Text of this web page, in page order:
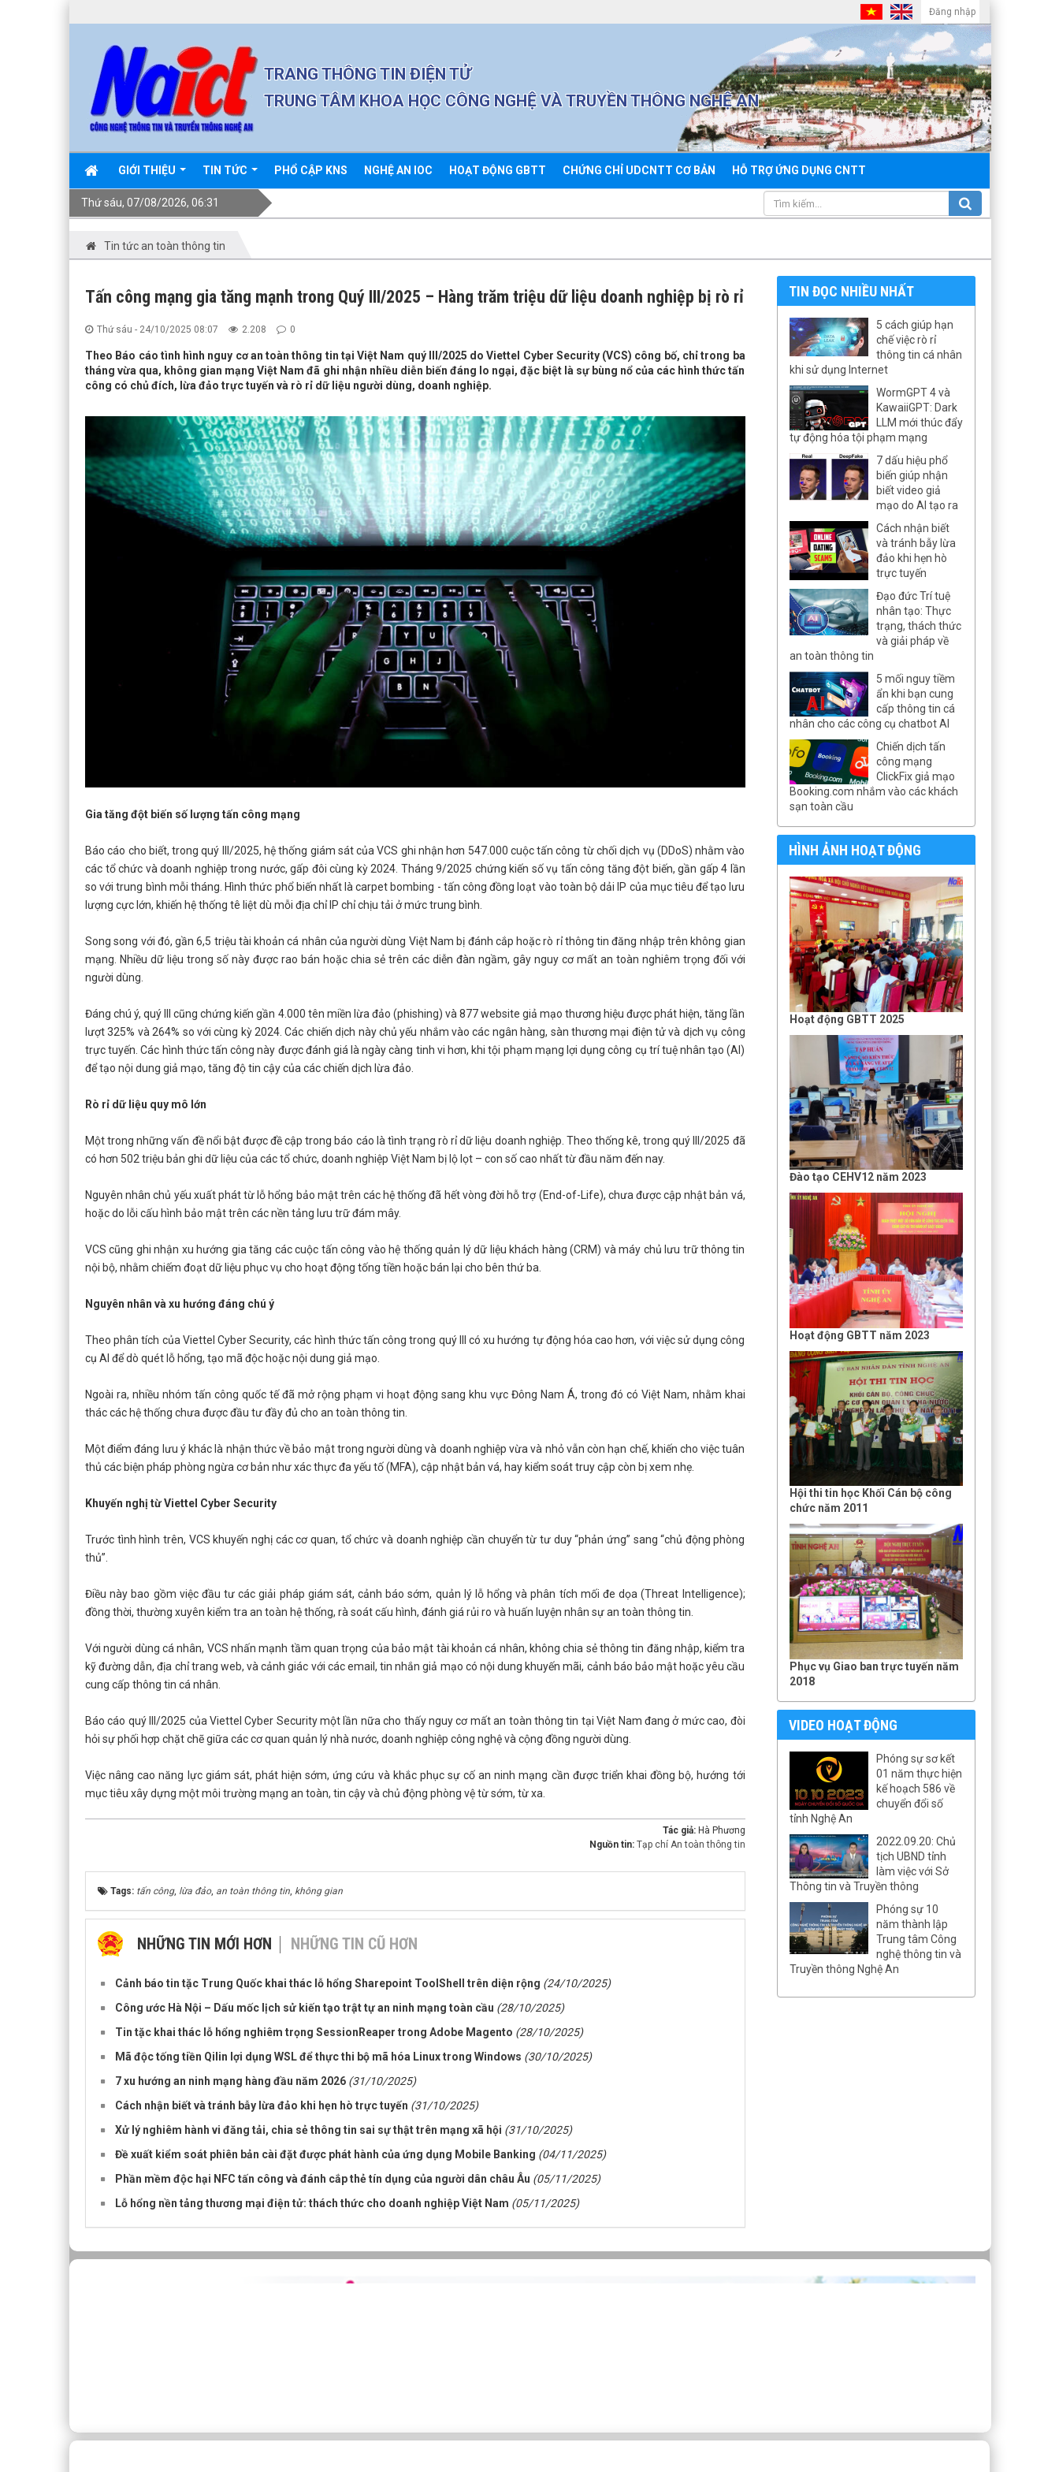
TRANG THÔNG TIN ĐIỆN TỬ
TRUNG TÂM KHOA HỌC CÔNG NGHỆ VÀ TRUYỀN THÔNG NGHỆ AN
GIỚI THIỆU TIN TỨC PHỔ CẬP KNS NGHỆ AN IOC HOẠT ĐỘNG GBTT CHỨNG CHỈ UDCNTT CƠ BẢN HỖ TRỢ ỨNG DỤNG CNTT
Thứ sáu, 07/08/2026, 06:31
Đăng nhập
Tin tức an toàn thông tin
Tấn công mạng gia tăng mạnh trong Quý III/2025 – Hàng trăm triệu dữ liệu doanh nghiệp bị rò rỉ
Thứ sáu - 24/10/2025 08:07 2.208 0
Theo Báo cáo tình hình nguy cơ an toàn thông tin tại Việt Nam quý III/2025 do Viettel Cyber Security (VCS) công bố, chỉ trong ba
tháng vừa qua, không gian mạng Việt Nam đã ghi nhận nhiều diễn biến đáng lo ngại, đặc biệt là sự bùng nổ của các hình thức tấn
công có chủ đích, lừa đảo trực tuyến và rò rỉ dữ liệu người dùng, doanh nghiệp.
Gia tăng đột biến số lượng tấn công mạng
Báo cáo cho biết, trong quý III/2025, hệ thống giám sát của VCS ghi nhận hơn 547.000 cuộc tấn công từ chối dịch vụ (DDoS) nhằm vào
các tổ chức và doanh nghiệp trong nước, gấp đôi cùng kỳ 2024. Tháng 9/2025 chứng kiến số vụ tấn công tăng đột biến, gần gấp 4 lần
so với trung bình mỗi tháng. Hình thức phổ biến nhất là carpet bombing - tấn công đồng loạt vào toàn bộ dải IP của mục tiêu để tạo lưu
lượng cực lớn, khiến hệ thống tê liệt dù mỗi địa chỉ IP chỉ chịu tải ở mức trung bình.
Song song với đó, gần 6,5 triệu tài khoản cá nhân của người dùng Việt Nam bị đánh cắp hoặc rò rỉ thông tin đăng nhập trên không gian
mạng. Nhiều dữ liệu trong số này được rao bán hoặc chia sẻ trên các diễn đàn ngầm, gây nguy cơ mất an toàn nghiêm trọng đối với
người dùng.
Đáng chú ý, quý III cũng chứng kiến gần 4.000 tên miền lừa đảo (phishing) và 877 website giả mạo thương hiệu được phát hiện, tăng lần
lượt 325% và 264% so với cùng kỳ 2024. Các chiến dịch này chủ yếu nhắm vào các ngân hàng, sàn thương mại điện tử và dịch vụ công
trực tuyến. Các hình thức tấn công này được đánh giá là ngày càng tinh vi hơn, khi tội phạm mạng lợi dụng công cụ trí tuệ nhân tạo (AI)
để tạo nội dung giả mạo, tăng độ tin cậy của các chiến dịch lừa đảo.
Rò rỉ dữ liệu quy mô lớn
Một trong những vấn đề nổi bật được đề cập trong báo cáo là tình trạng rò rỉ dữ liệu doanh nghiệp. Theo thống kê, trong quý III/2025 đã
có hơn 502 triệu bản ghi dữ liệu của các tổ chức, doanh nghiệp Việt Nam bị lộ lọt – con số cao nhất từ đầu năm đến nay.
Nguyên nhân chủ yếu xuất phát từ lỗ hổng bảo mật trên các hệ thống đã hết vòng đời hỗ trợ (End-of-Life), chưa được cập nhật bản vá,
hoặc do lỗi cấu hình bảo mật trên các nền tảng lưu trữ đám mây.
VCS cũng ghi nhận xu hướng gia tăng các cuộc tấn công vào hệ thống quản lý dữ liệu khách hàng (CRM) và máy chủ lưu trữ thông tin
nội bộ, nhằm chiếm đoạt dữ liệu phục vụ cho hoạt động tống tiền hoặc bán lại cho bên thứ ba.
Nguyên nhân và xu hướng đáng chú ý
Theo phân tích của Viettel Cyber Security, các hình thức tấn công trong quý III có xu hướng tự động hóa cao hơn, với việc sử dụng công
cụ AI để dò quét lỗ hổng, tạo mã độc hoặc nội dung giả mạo.
Ngoài ra, nhiều nhóm tấn công quốc tế đã mở rộng phạm vi hoạt động sang khu vực Đông Nam Á, trong đó có Việt Nam, nhằm khai
thác các hệ thống chưa được đầu tư đầy đủ cho an toàn thông tin.
Một điểm đáng lưu ý khác là nhận thức về bảo mật trong người dùng và doanh nghiệp vừa và nhỏ vẫn còn hạn chế, khiến cho việc tuân
thủ các biện pháp phòng ngừa cơ bản như xác thực đa yếu tố (MFA), cập nhật bản vá, hay kiểm soát truy cập còn bị xem nhẹ.
Khuyến nghị từ Viettel Cyber Security
Trước tình hình trên, VCS khuyến nghị các cơ quan, tổ chức và doanh nghiệp cần chuyển từ tư duy “phản ứng” sang “chủ động phòng
thủ”.
Điều này bao gồm việc đầu tư các giải pháp giám sát, cảnh báo sớm, quản lý lỗ hổng và phân tích mối đe dọa (Threat Intelligence);
đồng thời, thường xuyên kiểm tra an toàn hệ thống, rà soát cấu hình, đánh giá rủi ro và huấn luyện nhân sự an toàn thông tin.
Với người dùng cá nhân, VCS nhấn mạnh tầm quan trọng của bảo mật tài khoản cá nhân, không chia sẻ thông tin đăng nhập, kiểm tra
kỹ đường dẫn, địa chỉ trang web, và cảnh giác với các email, tin nhắn giả mạo có nội dung khuyến mãi, cảnh báo bảo mật hoặc yêu cầu
cung cấp thông tin cá nhân.
Báo cáo quý III/2025 của Viettel Cyber Security một lần nữa cho thấy nguy cơ mất an toàn thông tin tại Việt Nam đang ở mức cao, đòi
hỏi sự phối hợp chặt chẽ giữa các cơ quan quản lý nhà nước, doanh nghiệp công nghệ và cộng đồng người dùng.
Việc nâng cao năng lực giám sát, phát hiện sớm, ứng cứu và khắc phục sự cố an ninh mạng cần được triển khai đồng bộ, hướng tới
mục tiêu xây dựng một môi trường mạng an toàn, tin cậy và chủ động phòng vệ từ sớm, từ xa.
Tác giả: Hà Phương
Nguồn tin: Tạp chí An toàn thông tin
Tags: tấn công, lừa đảo, an toàn thông tin, không gian
NHỮNG TIN MỚI HƠN NHỮNG TIN CŨ HƠN
Cảnh báo tin tặc Trung Quốc khai thác lỗ hổng Sharepoint ToolShell trên diện rộng (24/10/2025)
Công ước Hà Nội – Dấu mốc lịch sử kiến tạo trật tự an ninh mạng toàn cầu (28/10/2025)
Tin tặc khai thác lỗ hổng nghiêm trọng SessionReaper trong Adobe Magento (28/10/2025)
Mã độc tống tiền Qilin lợi dụng WSL để thực thi bộ mã hóa Linux trong Windows (30/10/2025)
7 xu hướng an ninh mạng hàng đầu năm 2026 (31/10/2025)
Cách nhận biết và tránh bẫy lừa đảo khi hẹn hò trực tuyến (31/10/2025)
Xử lý nghiêm hành vi đăng tải, chia sẻ thông tin sai sự thật trên mạng xã hội (31/10/2025)
Đề xuất kiểm soát phiên bản cài đặt được phát hành của ứng dụng Mobile Banking (04/11/2025)
Phần mềm độc hại NFC tấn công và đánh cắp thẻ tín dụng của người dân châu Âu (05/11/2025)
Lỗ hổng nền tảng thương mại điện tử: thách thức cho doanh nghiệp Việt Nam (05/11/2025)
TIN ĐỌC NHIỀU NHẤT
5 cách giúp hạn
chế việc rò rỉ
thông tin cá nhân
khi sử dụng Internet
WormGPT 4 và
KawaiiGPT: Dark
LLM mới thúc đẩy
tự động hóa tội phạm mạng
7 dấu hiệu phổ
biến giúp nhận
biết video giả
mạo do AI tạo ra
Cách nhận biết
và tránh bẫy lừa
đảo khi hẹn hò
trực tuyến
Đạo đức Trí tuệ
nhân tạo: Thực
trạng, thách thức
và giải pháp về
an toàn thông tin
5 mối nguy tiềm
ẩn khi bạn cung
cấp thông tin cá
nhân cho các công cụ chatbot AI
Chiến dịch tấn
công mạng
ClickFix giả mạo
Booking.com nhắm vào các khách
sạn toàn cầu
HÌNH ẢNH HOẠT ĐỘNG
Hoạt động GBTT 2025
Đào tạo CEHV12 năm 2023
Hoạt động GBTT năm 2023
Hội thi tin học Khối Cán bộ công
chức năm 2011
Phục vụ Giao ban trực tuyến năm
2018
VIDEO HOẠT ĐỘNG
Phóng sự sơ kết
01 năm thực hiện
kế hoạch 586 về
chuyển đổi số
tỉnh Nghệ An
2022.09.20: Chủ
tịch UBND tỉnh
làm việc với Sở
Thông tin và Truyền thông
Phóng sự 10
năm thành lập
Trung tâm Công
nghệ thông tin và
Truyền thông Nghệ An